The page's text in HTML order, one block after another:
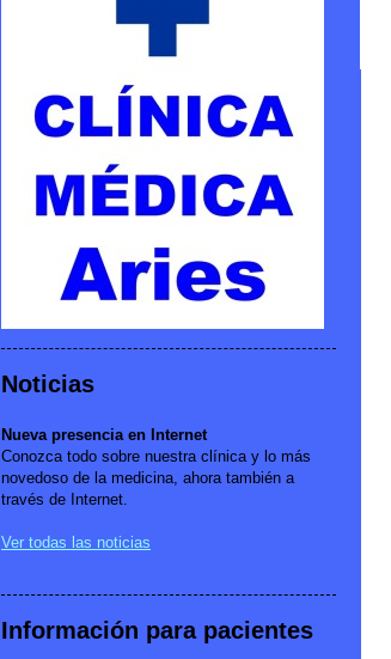
Noticias
Nueva presencia en Internet
Conozca todo sobre nuestra clínica y lo más
novedoso de la medicina, ahora también a
través de Internet.
Ver todas las noticias
Información para pacientes